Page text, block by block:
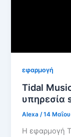
εφαρμογή
Tidal
υπηρεσία
Alexa/14
Η εφαρμογή